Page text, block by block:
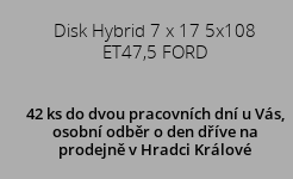
Disk Hybrid 7 x 17 5x108
ET47,5 FORD
42 ks do dvou pracovních dní u Vás,
osobní odběr o den dřívena
prodejně v Hradci Králové